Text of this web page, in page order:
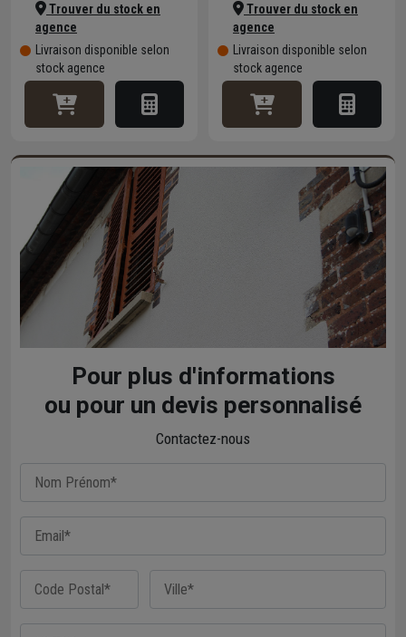
Trouver du stock en
agence
Livraison disponible selon
stock agence
Trouver du stock en
agence
Livraison disponible selon
stock agence
Pour plus d'informations
ou pour un devis personnalisé
Contactez-nous